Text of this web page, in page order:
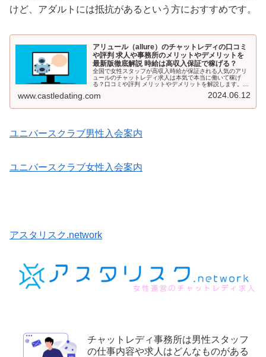
けど、アダルトには抵抗があるという方におすすめです。
アリュール（allure）のチャットレディの口コミ
や評判 求人や事務所のメリットやデメリットを
最新版徹底解説 時給は高収入保証で稼げる？
全国で女性スタッフが高収入時給が保証される人気のアリ
ュールのチャットレディ求人は本気で本当に働いて稼げ
る？口コミや評判 メリットやデメリットを解説します。創
いずれの働き方でも稼ぎやすいです。アリュールの口コミ
www.castledating.com 2024.06.12
ユニバースクラブ男性入会案内
ユニバースクラブ女性入会案内
アスタリスク.network
チャットレディ事務所は男性スタッフ
の仕事内容や求人はどんなものがある